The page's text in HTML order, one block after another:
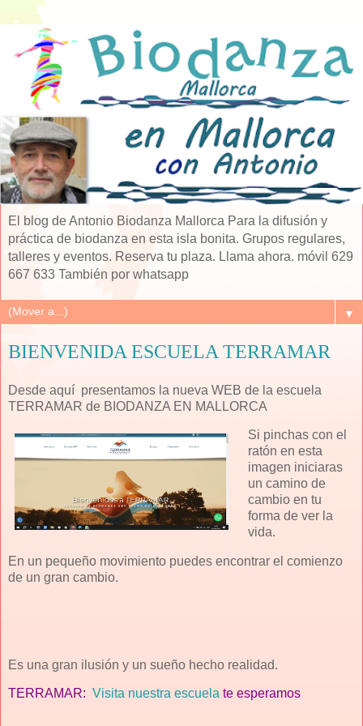
El blog de Antonio Biodanza Mallorca Para la difusión y
práctica de biodanza en esta isla bonita. Grupos regulares,
talleres y eventos. Reserva tu plaza. Llama ahora. móvil 629
667 633 También por whatsapp
▼
BIENVENIDA ESCUELA TERRAMAR
Desde aquí presentamos la nueva WEB de la escuela
TERRAMAR de BIODANZA EN MALLORCA
Si pinchas con el
ratón en esta
imagen iniciaras
un camino de
cambio en tu
forma de ver la
vida.
En un pequeño movimiento puedes encontrar el comienzo
de un gran cambio.
Es una gran ilusión y un sueño hecho realidad.
TERRAMAR: Visita nuestra escuela te esperamos